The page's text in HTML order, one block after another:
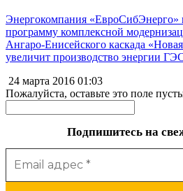
Энергокомпания «ЕвроСибЭнерго»
программу комплексной
Ангаро-Енисейского каскада
увеличит производство энергии
24 марта 2016 01:03
Пожалуйста, оставьте это поле
Подпишитесь на